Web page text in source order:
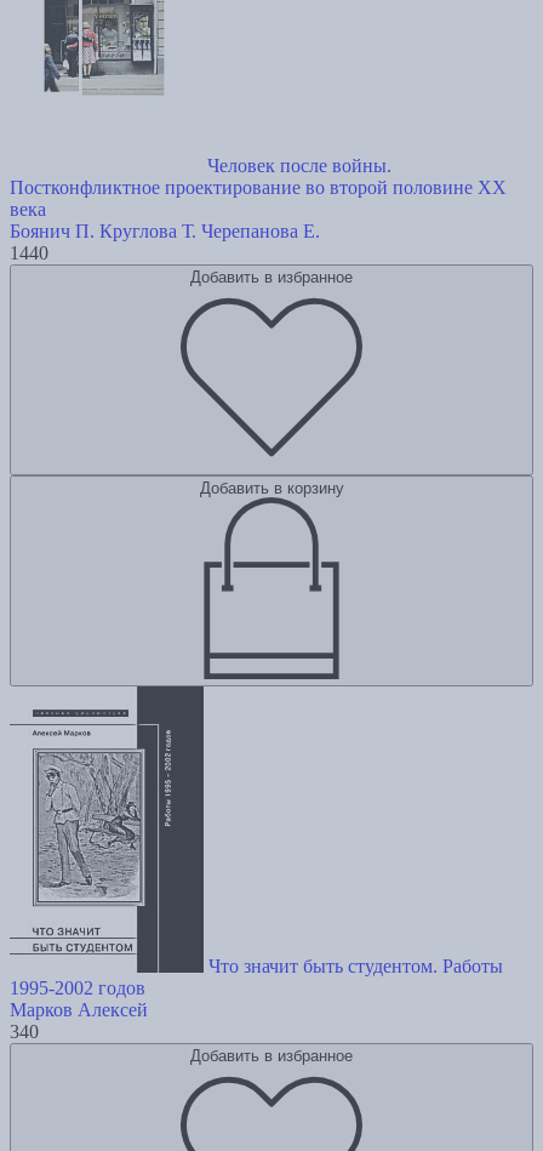
Человек после войны.
Постконфликтное проектирование во второй половине ХХ
века
Боянич П. Круглова Т. Черепанова Е.
1440
Добавить в избранное
Добавить в корзину
Что значит быть студентом. Работы
1995-2002 годов
Марков Алексей
340
Добавить в избранное